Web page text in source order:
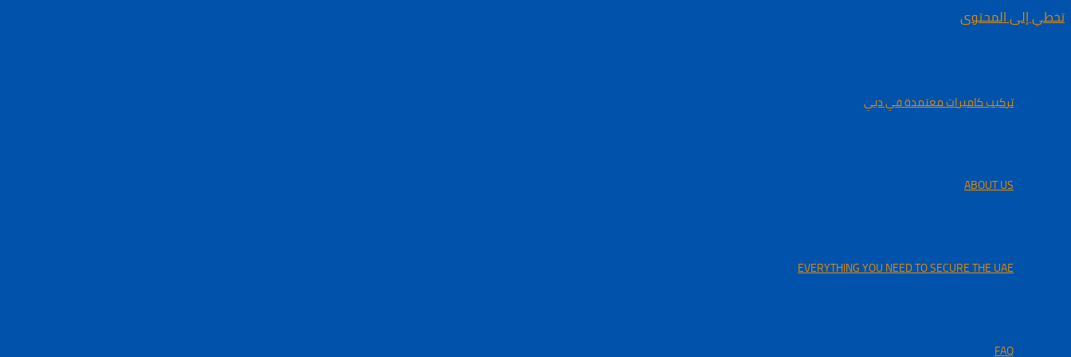
تخطي إلى المحتوى
تركيب كاميرات معتمدة في دبي
ABOUT US
EVERYTHING YOU NEED TO SECURE THE UAE
FAQ